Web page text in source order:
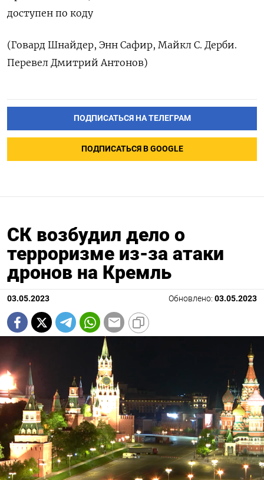
доступен по коду
(Говард Шнайдер, Энн Сафир, Майкл С. Дерби.
Перевел Дмитрий Антонов)
ПОДПИСАТЬСЯ НА ТЕЛЕГРАМ
ПОДПИСАТЬСЯ В GOOGLE
СК возбудил дело о
терроризме из-за атаки
дронов на Кремль
03.05.2023 Обновлено: 03.05.2023